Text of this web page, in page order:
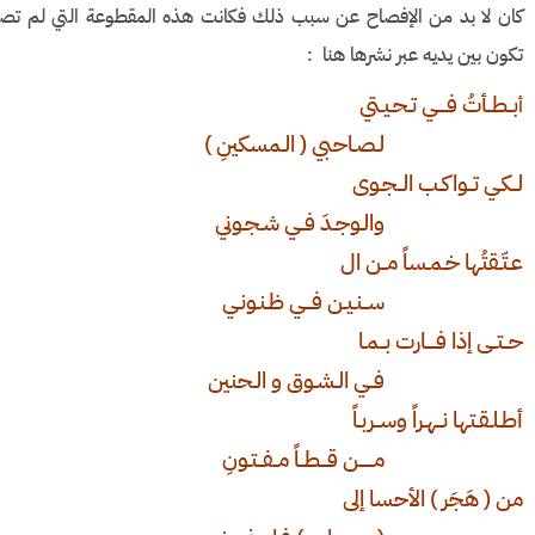
كان لا بد من الإفصاح عن سبب ذلك فكانت هذه المقطوعة التي لم
تكون بين يديه عبر نشرها هنا :
أبــطــأتُ فــــي تـحـيـتي
لـصـاحبي ( الـمسكينِ )
لــكـي تــواكـب الــجـوى
والـوجـدَ فــي شـجـوني
عـتّـقتُها خـمـساً مــن ال
ســنـيـن فـــي ظـنـونـي
حــتــى إذا فــــارت بــمـا
فــي الـشـوق و الـحنين
أطـلـقـتها نــهـراً وســربـاً
مــــــن قـــطــاً مــفــتـونِ
من ( هَجَر ) الأحسا إلى